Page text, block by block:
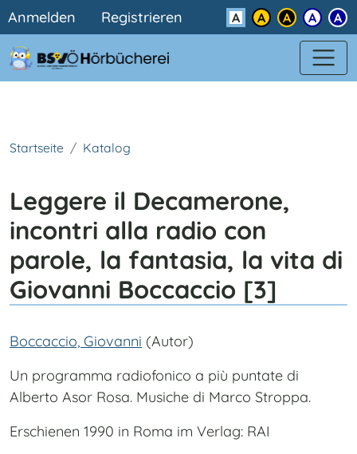
Direkt zum Inhalt
Benutzermenü
Anmelden Registrieren Kontrast
Startseite Katalog
Leggere il Decamerone,
incontri alla radio con
parole, la fantasia, la vita di
Giovanni Boccaccio [3]
Boccaccio, Giovanni (Autor)
Un programma radiofonico a più puntate di
Alberto Asor Rosa. Musiche di Marco Stroppa.
Erschienen 1990 in Roma im Verlag: RAI